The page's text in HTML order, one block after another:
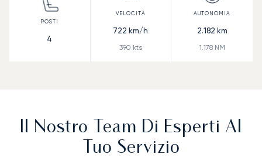
4
722 km/h
390 kts
2.182 km
1.178NM
Il Nostro Team Di Esperti Al
Tuo Servizio